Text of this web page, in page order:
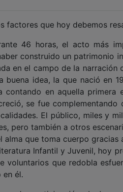
factores que hoy debemos
46 horas, el acto más
construido un patrimonio
en el campo de la narración
idea, la que nació en
en aquella primera
se fue complementando
El público, miles y
pero también a otros
que toma cuerpo gracias
Infantil y Juvenil, hoy
voluntarios que redobla
él.